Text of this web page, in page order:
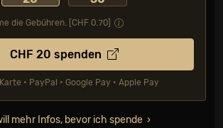
die Gebühren. [CHF 0.70
CHF 20 spenden
• PayPal • Google Pay • Apple Pay
mehr Infos, bevor ich spende